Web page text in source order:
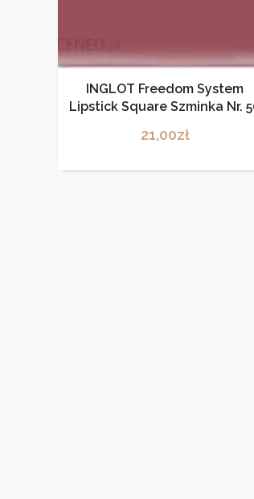
INGLOT Freedom System
Lipstick Square Szminka Nr.
21,00zł